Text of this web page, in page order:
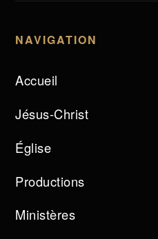
NAVIGATION
Accueil
Jésus-Christ
Église
Productions
Ministères